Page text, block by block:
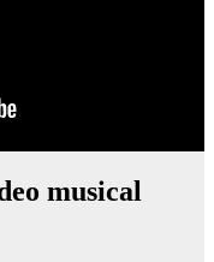
musical